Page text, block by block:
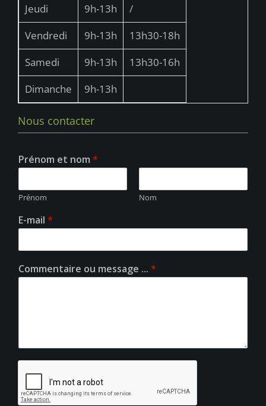
è
m
Jeudi 9h-13h
/
Vendredi
9h-13h
13h30-18h
Samedi
9h-13h
13h30-16h
Dimanche
9h-13h
Nous contacter
Prénom et nom *
Prénom Nom
E-mail *
Commentaire ou message ... *